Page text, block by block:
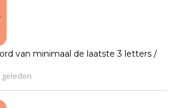
van minimaal de laatste 3 letters /